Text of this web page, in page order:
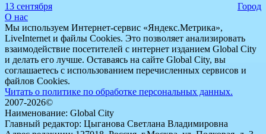
13 сентября
Город
О нас
Мы используем Интернет-сервис «Яндекс.Метрика»,
LiveInternet и файлы Cookies. Это позволяет анализировать
взаимодействие посетителей с интернет изданием Global City
и делать его лучше. Оставаясь на сайте Global City, вы
соглашаетесь с использованием перечисленных сервисов и
файлов Cookies.
Читать о политике по обработке персональных данных.
2007-2026©
Наименование: Global City
Главный редактор: Цыганова Светлана Владимировна